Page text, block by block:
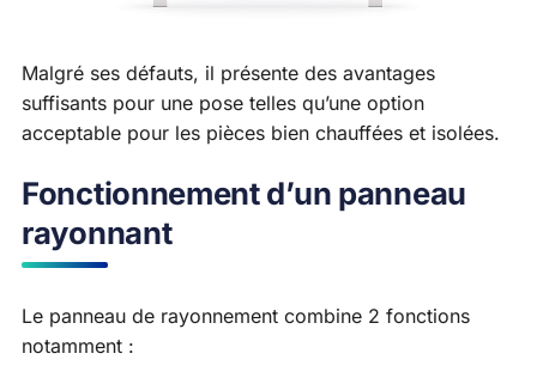
Malgré ses défauts, il présente des avantages
suffisants pour une pose telles qu’une option
acceptable pour les pièces bien chauffées et isolées.
Fonctionnement d’un panneau
rayonnant
Le panneau de rayonnement combine 2 fonctions
notamment :